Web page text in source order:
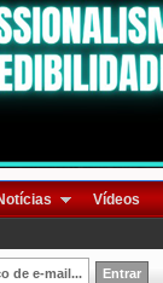
Vídeos